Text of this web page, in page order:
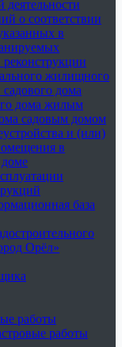
деятельности
о соответствии
в
реконструкции
жилищного
садового дома
дома жилым
садовым домом
и (или)
в
база
Орёл»
работы
работы